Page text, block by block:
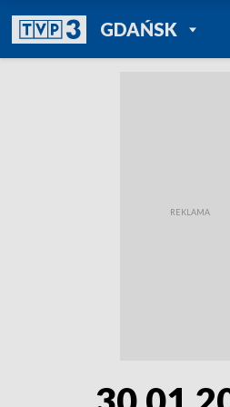
GDAŃSKPOWRÓT DO
TVP REGIONY